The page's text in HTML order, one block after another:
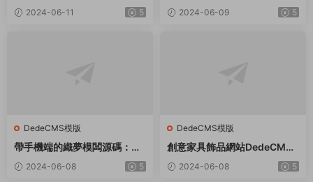
織夢模闆
2024-06-11 5
夢模闆2024-06-09 5
DedeCMS模版
帶手機端的織夢模闆源碼：适
用于社會福利院、養老院等領
域
2024-06-08 5
DedeCMS模版
創意家具飾品網站DedeCMS
織夢模闆
2024-06-08 5